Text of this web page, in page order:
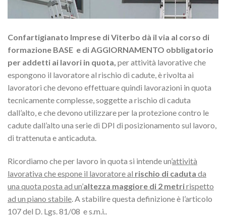
Confartigianato Imprese di Viterbo dà il via al corso di
formazione BASE e di AGGIORNAMENTO obbligatorio
per addetti ai lavori in quota, per attività lavorative che
espongono il lavoratore al rischio di cadute, è rivolta ai
lavoratori che devono effettuare quindi lavorazioni in quota
tecnicamente complesse, soggette a rischio di caduta
dall’alto, e che devono utilizzare per la protezione contro le
cadute dall’alto una serie di DPI di posizionamento sul lavoro,
di trattenuta e anticaduta.
Ricordiamo che per lavoro in quota si intende un’attività
lavorativa che espone il lavoratore al rischio di caduta da
una quota posta ad un’altezza maggiore di 2 metririspetto
ad un piano stabile. A stabilire questa definizione è l’articolo
107 del D. Lgs. 81/08 e s.m.i..